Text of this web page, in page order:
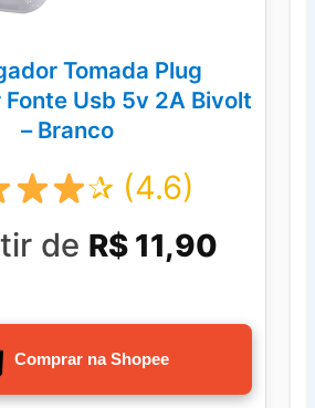
Tomada Plug
Usb 5v 2A Bivolt
– Branco
✰ (4.6)
de R$ 11,90
Comprar na Shopee